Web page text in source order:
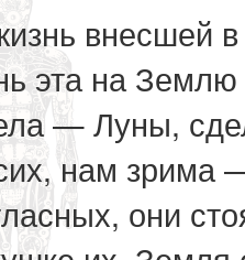
внесшей
эта на
— Луны,
нам зрима
они